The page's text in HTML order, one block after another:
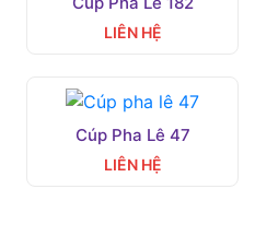
LIÊN HỆ
Cúp Pha Lê 47
LIÊN HỆ